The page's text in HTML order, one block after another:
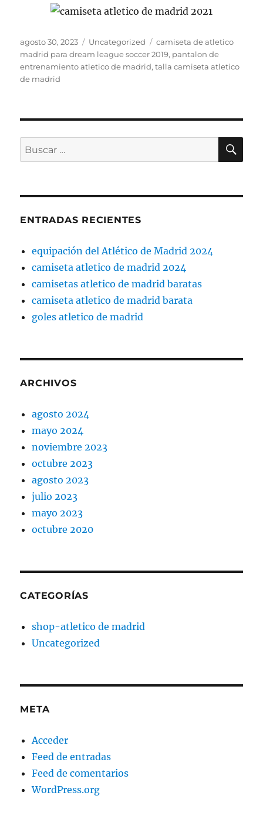
Publicado
el
agosto 30, 2023 Categorías
Uncategorized Etiquetas
camiseta de atletico
madrid para dream league soccer 2019, pantalon de
entrenamiento atletico de madrid,talla camiseta atletico
de madrid
Buscar
por:
ENTRADAS RECIENTES
equipación del Atlético de Madrid 2024
camiseta atletico de madrid 2024
camisetas atletico de madrid baratas
camiseta atletico de madrid barata
goles atletico de madrid
ARCHIVOS
agosto 2024
mayo 2024
noviembre 2023
octubre 2023
agosto 2023
julio 2023
mayo 2023
octubre 2020
CATEGORÍAS
shop-atletico de madrid
Uncategorized
META
Acceder
Feed de entradas
Feed de comentarios
WordPress.org